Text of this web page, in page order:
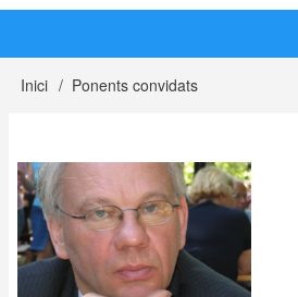
Menú
FilInici Ponents convidats